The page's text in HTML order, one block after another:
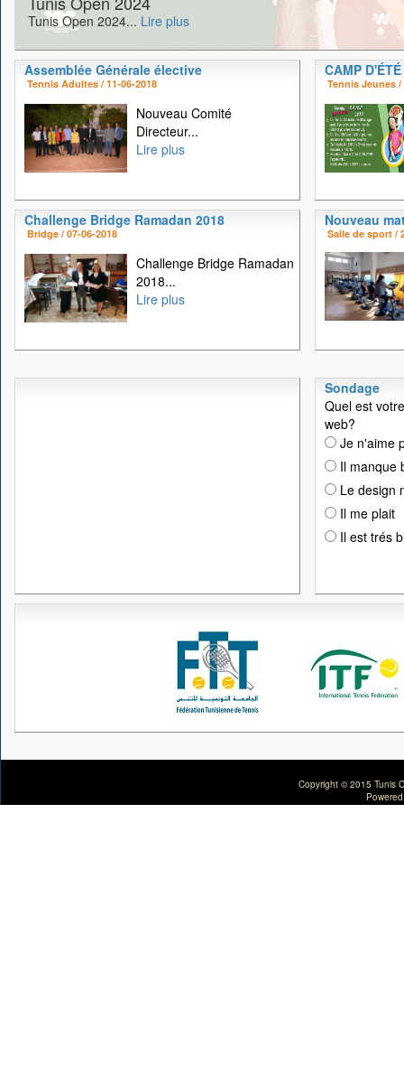
Tunis Open 2024... Lire plus
Assemblée Générale élective
Tennis Adultes / 11-06-2018
Nouveau Comité
Directeur...
Lire plus
CAMP
Tennis Jeunes /
Challenge Bridge Ramadan 2018
Bridge / 07-06-2018
Challenge Bridge Ramadan
2018...
Lire plus
Nouveau
Salle de sport /
Sondage
Quel est
web?
Je n'aime
Il manque
Le design
Il me plait
Il est trés
Copyright © 2015 Tunis